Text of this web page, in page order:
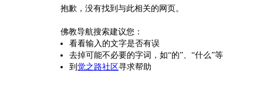
抱歉，没有找到与此相关的网页。
佛教导航搜索建议您：
看看输入的文字是否有误
去掉可能不必要的字词，如“的”、“什么”等
到 觉之路社区寻求帮助